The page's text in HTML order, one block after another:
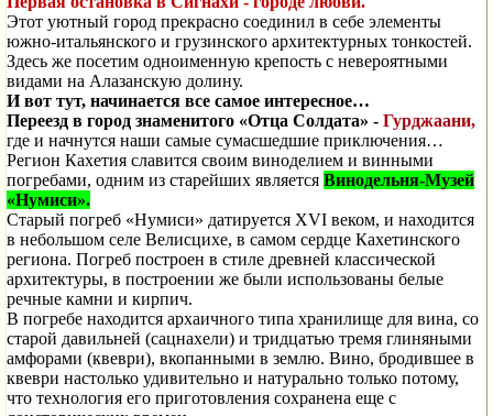
Этот уютный город прекрасно соединил в себе элементы
южно-итальянского и грузинского архитектурных тонкостей.
Здесь же посетим одноименную крепость с невероятными
видами на Алазанскую долину.
И вот тут, начинается все самое интересное…
Переезд в город знаменитого «Отца Солдата» - Гурджаани,
где и начнутся наши самые сумасшедшие приключения…
Регион Кахетия славится своим виноделием и винными
погребами, одним из старейших является Винодельня-Музей
«Нумиси».
Старый погреб «Нумиси» датируется XVI веком, и находится
в небольшом селе Велисцихе, в самом сердце Кахетинского
региона. Погреб построен в стиле древней классической
архитектуры, в построении же были использованы белые
речные камни и кирпич.
В погребе находится архаичного типа хранилище для вина, со
старой давильней (сацнахели) и тридцатью тремя глиняными
амфорами (квеври), вкопанными в землю. Вино, бродившее в
квеври настолько удивительно и натурально только потому,
что технология его приготовления сохранена еще с